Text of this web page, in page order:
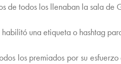
de todos los llenaban la sala de
habilitó una etiqueta o hashtag
los premiados por su